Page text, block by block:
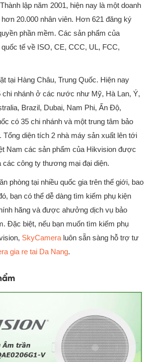
lập năm 2001, hiện nay là một doanh
20.000 nhân viên. Hơn 621 đăng ký
phần mềm. Các sản phẩm của
tế về ISO, CE, CCC, UL, FCC,
tại Hàng Châu, Trung Quốc. Hiện nay
chi nhánh ở các nước như Mỹ, Hà Lan, Ý,
Brazil, Dubai, Nam Phi, Ấn Độ,
có 35 chi nhánh và một trung tâm bảo
Tổng diện tích 2 nhà máy sản xuất lên tới
Nam các sản phẩm của Hikvision được
các công ty thương mại đại diện.
phòng tại nhiều quốc gia trên thế giới, bao
bạn có thể dễ dàng tìm kiếm phụ kiện
hãng và được ahưởng dịch vụ bảo
Đặc biệt, nếu bạn muốn tìm kiếm phụ
SkyCamera luôn sẵn sàng hỗ trợ tư
gia re tai Da Nang.